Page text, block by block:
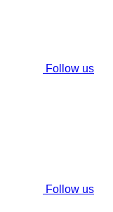
Follow us
Follow us